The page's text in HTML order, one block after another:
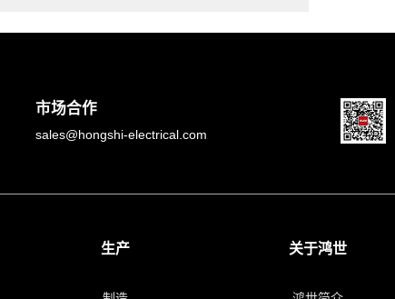
市场合作
sales@hongshi-electrical.com
生产 关于鸿世